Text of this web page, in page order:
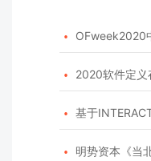
 OFweek2020
 2020软件定义
 基于
 明势资本《当北京